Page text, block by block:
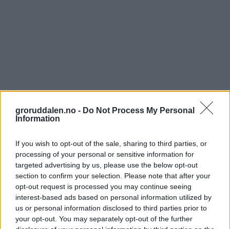
groruddalen.no - Do Not Process My Personal
Information
If you wish to opt-out of the sale, sharing to third parties, or
processing of your personal or sensitive information for
targeted advertising by us, please use the below opt-out
section to confirm your selection. Please note that after your
opt-out request is processed you may continue seeing
interest-based ads based on personal information utilized by
us or personal information disclosed to third parties prior to
your opt-out. You may separately opt-out of the further